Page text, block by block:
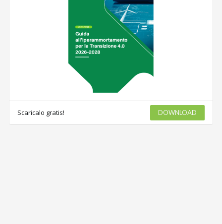
Scaricalo gratis! DOWNLOAD